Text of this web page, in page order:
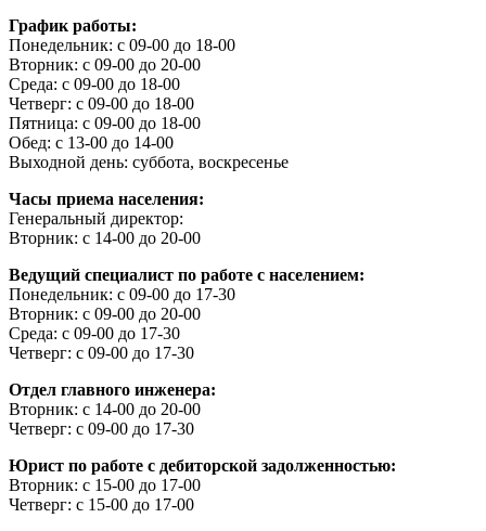
График работы:
Понедельник: с 09-00 до 18-00
Вторник: с 09-00 до 20-00
Среда: с 09-00 до 18-00
Четверг: с 09-00 до 18-00
Пятница: с 09-00 до 18-00
Обед: с 13-00 до 14-00
Выходной день: суббота, воскресенье
Часы приема населения:
Генеральный директор:
Вторник: с 14-00 до 20-00
Ведущий специалист по работе с населением:
Понедельник: с 09-00 до 17-30
Вторник: с 09-00 до 20-00
Среда: с 09-00 до 17-30
Четверг: с 09-00 до 17-30
Отдел главного инженера:
Вторник: с 14-00 до 20-00
Четверг: с 09-00 до 17-30
Юрист по работе с дебиторской задолженностью:
Вторник: с 15-00 до 17-00
Четверг: с 15-00 до 17-00